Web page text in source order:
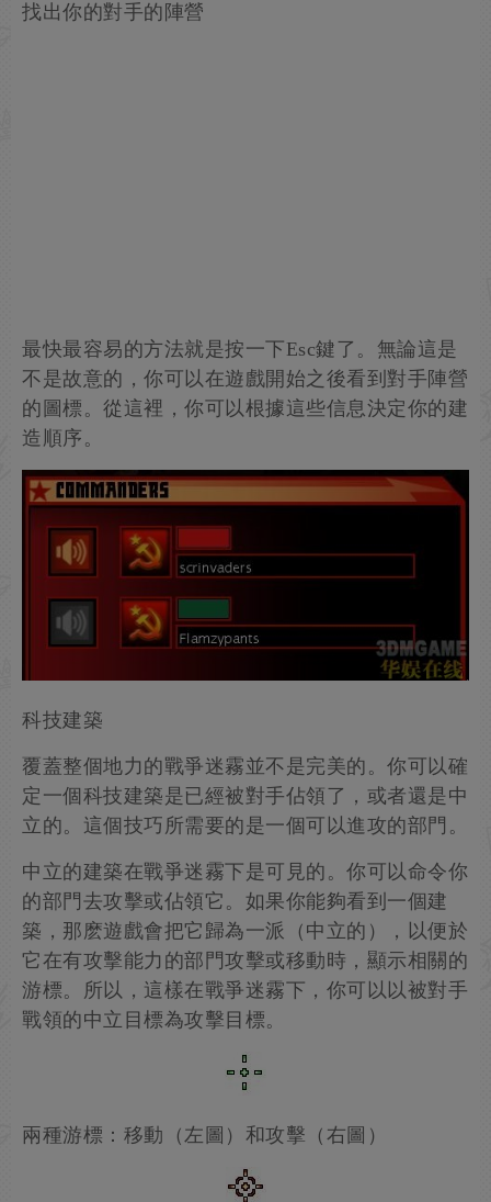
找出你的對手的陣營
最快最容易的方法就是按一下Esc鍵了。無論這是
不是故意的，你可以在遊戲開始之後看到對手陣營
的圖標。從這裡，你可以根據這些信息決定你的建
造順序。
科技建築
覆蓋整個地力的戰爭迷霧並不是完美的。你可以確
定一個科技建築是已經被對手佔領了，或者還是中
立的。這個技巧所需要的是一個可以進攻的部門。
中立的建築在戰爭迷霧下是可見的。你可以命令你
的部門去攻擊或佔領它。如果你能夠看到一個建
築，那麽遊戲會把它歸為一派（中立的），以便於
它在有攻擊能力的部門攻擊或移動時，顯示相關的
游標。所以，這樣在戰爭迷霧下，你可以以被對手
戰領的中立目標為攻擊目標。
兩種游標：移動（左圖）和攻擊（右圖）